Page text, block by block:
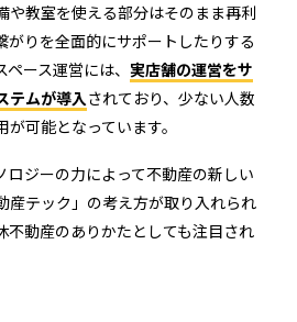
や教室を使える部分はそのまま再利
がりを全面的にサポートしたりする
ース運営には、 実店舗の運営をサ
テムが導入されており、少ない人数
可能となっています。
ロジーの力によって不動産の新しい
産テック」の考え方が取り入れられ
不動産のありかたとしても注目され